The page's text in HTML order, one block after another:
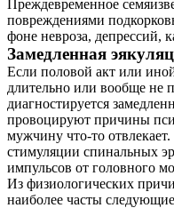
Преждевременное
повреждениями
фоне невроза, депрессий,
Замедленная
Если половой акт или
длительно или вообще не
диагностируется
провоцируют причины
мужчину что-то
стимуляции спинальных
импульсов от головного
Из физиологических
наиболее часты